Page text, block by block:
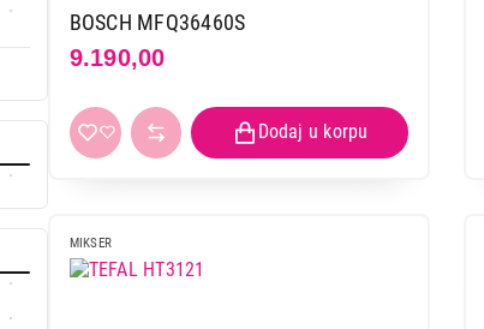
BOSCH MFQ36460S
9.190,00
MIKSER